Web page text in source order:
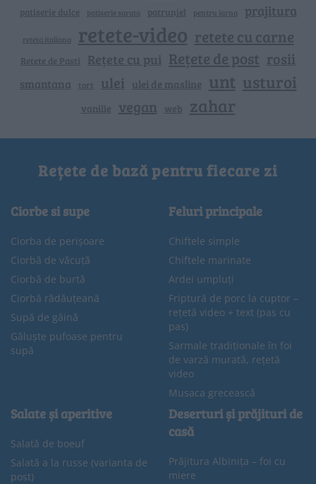
patiserie dulce patiserie sarata patrunjel pentru iarna prajitura
reteta italiana retete-video retete cu carne
Retete de Pasti Rețete cu pui Rețete de post rosii
smantana tort ulei ulei de masline unt usturoi
vanilie vegan web zahar
Rețete de bază pentru fiecare zi
Ciorbe si supe
Ciorba de perișoare
Ciorbă de văcuță
Ciorbă de burtă
Ciorbă rădăuțeană
Supă de găină
Găluște pufoase pentru
supă
Feluri principale
Chiftele simple
Chiftele marinate
Ardei umpluți
Friptură de porc la cuptor –
rețetă video + text (pas cu
pas)
Sarmale tradiționale în foi
de varză murată, rețetă
video
Musaca grecească
Salate și aperitive
Salată de boeuf
Salată a la russe (varianta de
post)
Deserturi și prăjituri de
casă
Prăjitura Albinița – foi cu
miere